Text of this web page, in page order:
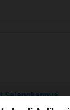
Selengkapnya